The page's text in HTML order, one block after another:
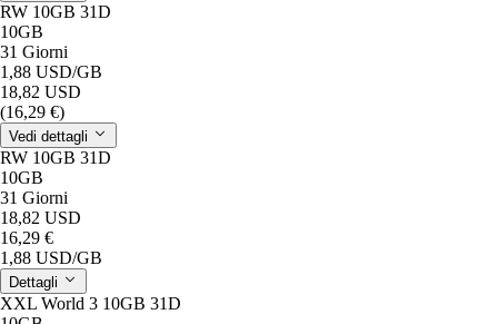
RW 10GB 31D
10GB
31 Giorni
1,88 USD/GB
18,82 USD
(16,29 €)
Vedi dettagli
RW 10GB 31D
10GB
31 Giorni
18,82 USD
16,29 €
1,88 USD/GB
Dettagli
XXL World 3 10GB 31D